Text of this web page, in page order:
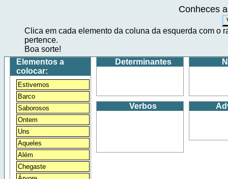
Conheces
Clica em cada elemento da coluna da esquerda com o
pertence.
Boa sorte!
Elementos a
colocar:
Estivemos
Barco
Saborosos
Ontem
Uns
Aqueles
Além
Chegaste
Determinantes
Verbos